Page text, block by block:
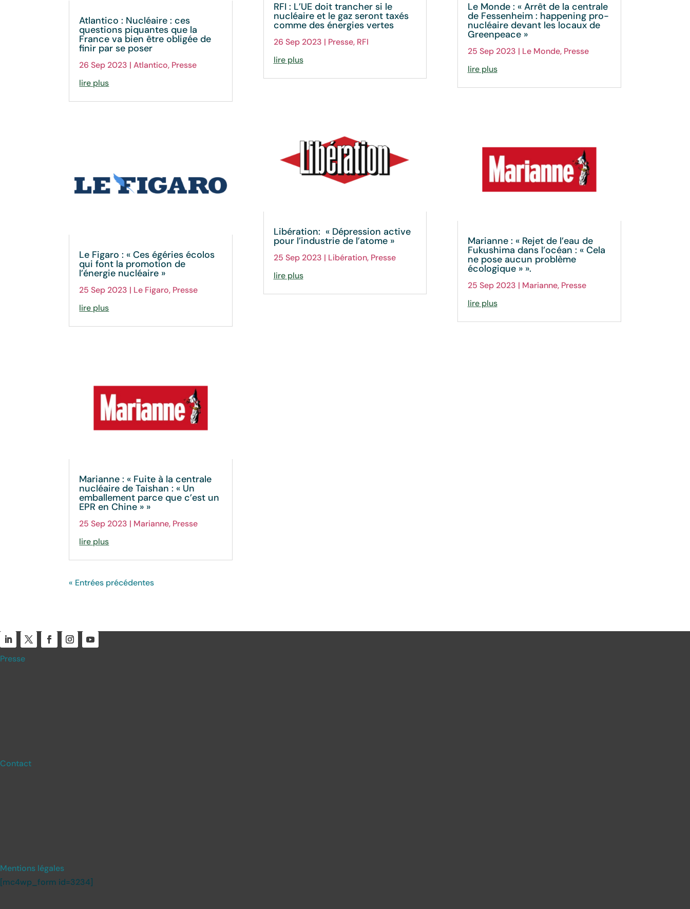
Atlantico : Nucléaire : ces
questions piquantes que la
France va bien être obligée de
finir par se poser
26 Sep 2023 |Atlantico, Presse
lire plus
Le Figaro : « Ces égéries écolos
qui font la promotion de
l’énergie nucléaire »
25 Sep 2023 | Le Figaro, Presse
lire plus
Marianne : « Fuite à la centrale
nucléaire de Taishan : « Un
emballement parce que c’est un
EPR en Chine » »
25 Sep 2023 | Marianne, Presse
lire plus
RFI : L’UE doit trancher si le
nucléaire et le gaz seront taxés
comme des énergies vertes
26 Sep 2023 | Presse, RFI
lire plus
Libération: « Dépression active
pour l’industrie de l’atome »
25 Sep 2023 | Libération, Presse
lire plus
Le Monde : « Arrêt de la centrale
de Fessenheim : happening pro-
nucléaire devant les locaux de
Greenpeace »
25 Sep 2023 | Le Monde, Presse
lire plus
Marianne : « Rejet de l’eau de
Fukushima dans l’océan : « Cela
ne pose aucun problème
écologique » ».
25 Sep 2023 | Marianne, Presse
lire plus
« Entrées précédentes
Presse
Contact
Mentions légales
[mc4wp_form id=3234]